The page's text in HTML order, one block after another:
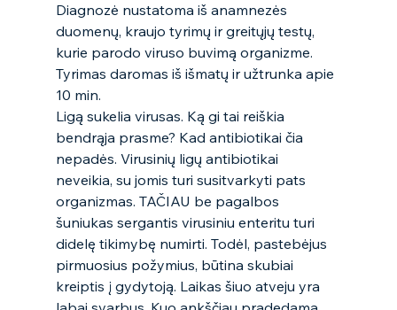
Diagnozė nustatoma iš anamnezės
duomenų, kraujo tyrimų ir greitųjų testų,
kurie parodo viruso buvimą organizme.
Tyrimas daromas iš išmatų ir užtrunka apie
10 min.
Ligą sukelia virusas. Ką gi tai reiškia
bendrąja prasme? Kad antibiotikai čia
nepadės. Virusinių ligų antibiotikai
neveikia, su jomis turi susitvarkyti pats
organizmas. TAČIAU be pagalbos
šuniukas sergantis virusiniu enteritu turi
didelę tikimybę numirti. Todėl, pastebėjus
pirmuosius požymius, būtina skubiai
kreiptis į gydytoją. Laikas šiuo atveju yra